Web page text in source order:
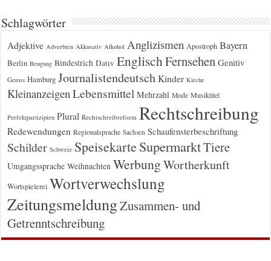
Schlagwörter
Adjektive Adverbien Akkusativ Alkohol Anglizismen Apostroph Bayern
Berlin Beugung Bindestrich Dativ EnglischFernsehen Genitiv
Genus Hamburg Journalistendeutsch Kinder Kirche
Kleinanzeigen Lebensmittel Mehrzahl Mode Musiktitel
Perfektpartizipien Plural Rechtschreibreform Rechtschreibung
Redewendungen Regionalsprache Sachsen Schaufensterbeschriftung
Schilder Schweiz Speisekarte SupermarktTiere
Umgangssprache Weihnachten WerbungWortherkunft
Wortspielerei Wortverwechslung
ZeitungsmeldungZusammen- und
Getrenntschreibung